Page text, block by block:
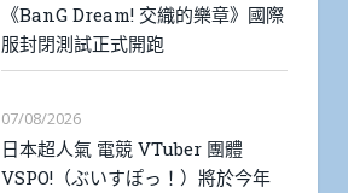
《BanG Dream! 交織的樂章》國際
服封閉測試正式開跑
07/08/2026
日本超人氣 電競 VTuber 團體
VSPO!（ぶいすぽっ！）將於今年